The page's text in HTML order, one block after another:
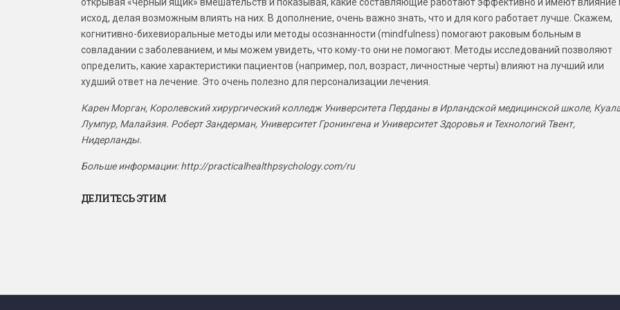
исход, делая возможным влиять на них. В дополнение, очень важно знать, что и для кого работает лучше. Скажем,
когнитивно-бихевиоральные методы или методы осознанности (mindfulness) помогают раковым больным в
совладании с заболеванием, и мы можем увидеть, что кому-то они не помогают. Методы исследований позволяют
определить, какие характеристики пациентов (например, пол, возраст, личностные черты) влияют на лучший или
худший ответ на лечение. Это очень полезно для персонализации лечения.
Карен Морган, Королевский хирургический колледж Университета Перданы в Ирландской медицинской школе,
Лумпур, Малайзия. Роберт Зандерман, Университет Гронингена и Университет Здоровья и Технологий Твент,
Нидерланды.
Больше информации: http://practicalhealthpsychology.com/ru
ДЕЛИТЕСЬ ЭТИМ